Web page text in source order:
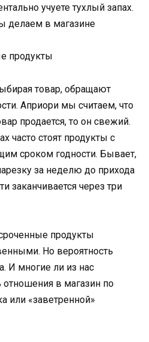
учуете тухлый запах.
продукты
товар, обращают
Априори мы считаем, что
продается, то он свежий.
часто стоят продукты с
сроком годности. Бывает,
за неделю до прихода
заканчивается через три
продукты
Но вероятность
И многие ли из нас
отношения в магазин по
или «заветренной»